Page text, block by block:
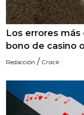
Los errores
bono de casino
Redacción / Crack